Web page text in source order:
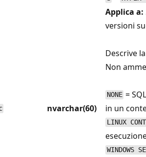
nvarchar(60)
Applica a:
versioni
Descrive
Non
NONE =
in un
LINUX
WINDOWS